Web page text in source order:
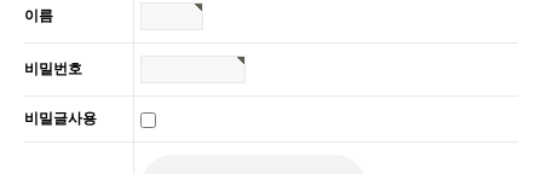
이름
비밀번호
비밀글사용